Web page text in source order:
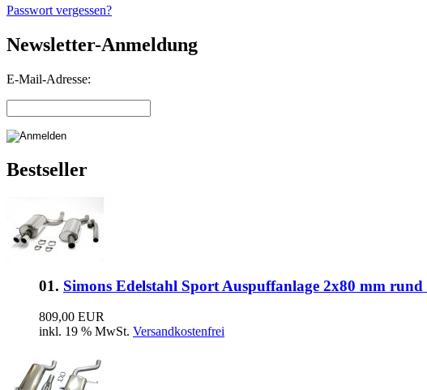
Passwort vergessen?
Newsletter-Anmeldung
E-Mail-Adresse:
Bestseller
01. Simons Edelstahl Sport Auspuffanlage 2x80 mm
809,00 EUR
inkl. 19 % MwSt. Versandkostenfrei